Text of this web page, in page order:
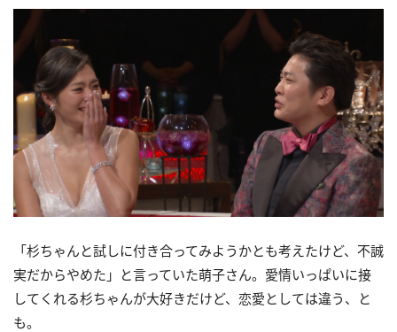
「杉ちゃんと試しに付き合ってみようかとも考えたけど、不誠
実だからやめた」と言っていた萌子さん。愛情いっぱいに接
してくれる杉ちゃんが大好きだけど、恋愛としては違う、と
も。